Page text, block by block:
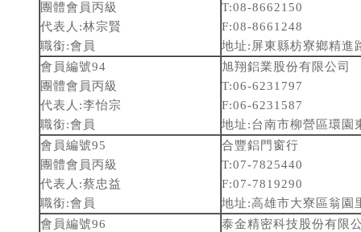
團體會員丙級
代表人:林宗賢
職銜:會員
T:08-8662150
F:08-8661248
地址:屏東縣枋寮鄉精進
會員編號94
團體會員丙級
代表人:李怡宗
職銜:會員
旭翔鋁業股份有限公司
T:06-6231797
F:06-6231587
地址:台南市柳營區環園
會員編號95
團體會員丙級
代表人:蔡忠益
職銜:會員
合豐鋁門窗行
T:07-7825440
F:07-7819290
地址:高雄市大寮區翁園
會員編號96
泰金精密科技股份有限